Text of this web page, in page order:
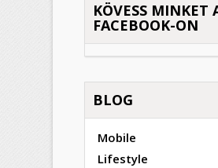
KÖVESS MINKET
FACEBOOK-ON
BLOG
Mobile
Lifestyle